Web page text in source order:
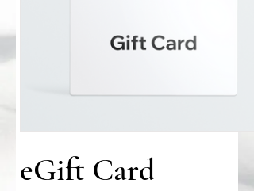
eGift Card